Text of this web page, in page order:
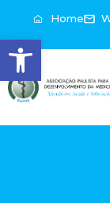
Abrir a barra de
Home